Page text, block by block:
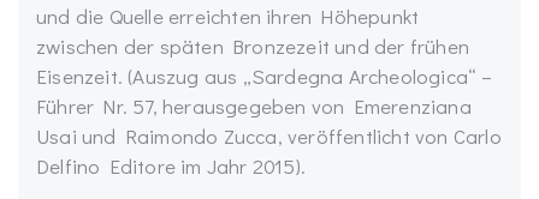
und die Quelle erreichten ihren Höhepunkt
zwischen der späten Bronzezeit und der frühen
Eisenzeit. (Auszug aus „Sardegna Archeologica“ –
Führer Nr. 57, herausgegeben von Emerenziana
Usai und Raimondo Zucca, veröffentlicht von Carlo
Delfino Editore im Jahr 2015).